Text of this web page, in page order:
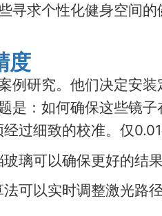
寻求个性化健身空间
度
例研究。他们决定安
是：如何确保这些镜
过细致的校准。仅
璃可以确保更好的结
可以实时调整激光路